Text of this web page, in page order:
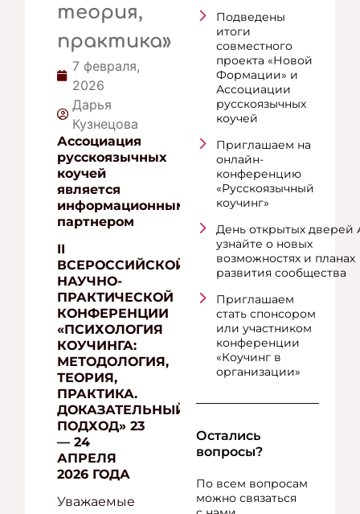
теория,
практика»
7 февраля,
2026
Дарья
Кузнецова
Ассоциация
русскоязычных
коучей
является
информационным
партнером
II
ВСЕРОССИЙСКОЙ
НАУЧНО-
ПРАКТИЧЕСКОЙ
КОНФЕРЕНЦИИ
«ПСИХОЛОГИЯ
КОУЧИНГА:
МЕТОДОЛОГИЯ,
ТЕОРИЯ,
ПРАКТИКА.
ДОКАЗАТЕЛЬНЫЙ
ПОДХОД» 23
— 24
АПРЕЛЯ
2026 ГОДА
Уважаемые
Подведены
итоги
совместного
проекта «Новой
Формации» и
Ассоциации
русскоязычных
коучей
Приглашаем на
онлайн-
конференцию
«Русскоязычный
коучинг»
День открытых дверей
узнайте о новых
возможностях и планах
развития сообщества
Приглашаем
стать спонсором
или участником
конференции
«Коучинг в
организации»
Остались
вопросы?
По всем вопросам
можно связаться